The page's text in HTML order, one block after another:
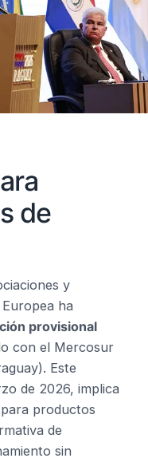
de
y
ha
provisional
con el Mercosur
Este
de 2026, implica
productos
de
sin